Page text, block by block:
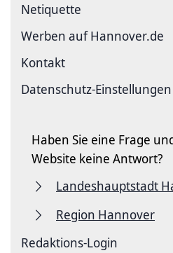
Netiquette
Werben auf Hannover.de
Kontakt
Datenschutz-Einstellungen
Haben Sie eine Frage
Website keine Antwort?
Landeshauptstadt
Region Hannover
Redaktions-Login